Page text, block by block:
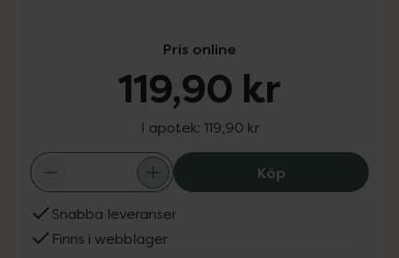
Pris online
119,90 kr
I apotek: 119,90 kr
KöpACO Face Face
Snabba leveranser
Finns i webblager